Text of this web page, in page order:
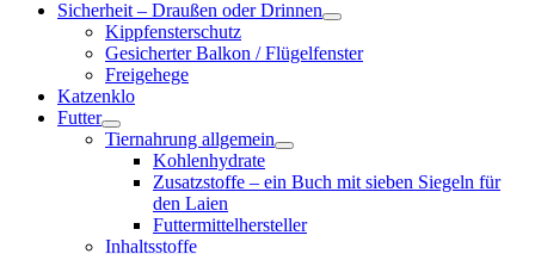
Sicherheit – Draußen oder Drinnen
Kippfensterschutz
Gesicherter Balkon / Flügelfenster
Freigehege
Katzenklo
Futter
Tiernahrung allgemein
Kohlenhydrate
Zusatzstoffe – ein Buch mit sieben Siegeln für
den Laien
Futtermittelhersteller
Inhaltsstoffe